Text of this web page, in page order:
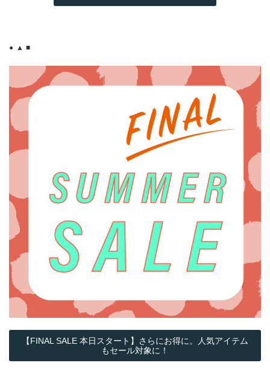
● ▲ ■
【FINAL SALE 本日スタート】さらにお得に。人気アイテム
もセール対象に！